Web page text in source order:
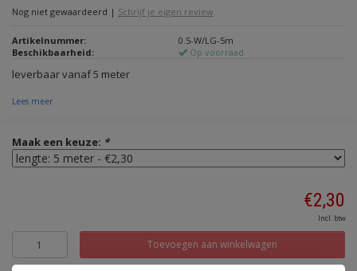
Nog niet gewaardeerd | Schrijf je eigen review
Artikelnummer:
0.5-W/LG-5m
Beschikbaarheid:
Op voorraad
leverbaar vanaf 5 meter
Lees meer
Maak een keuze: *
€2,30
Incl. btw
Toevoegen aan winkelwagen